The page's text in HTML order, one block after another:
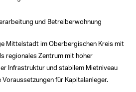
und Betreiberwohnung
Mittelstadt im Oberbergischen Kreis mit
regionales Zentrum mit hoher
Infrastruktur und stabilem Mietniveau
für Kapitalanleger.